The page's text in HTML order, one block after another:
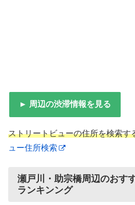
► 周辺の渋滞情報を見る
ストリートビューの住所を検索す
ュー住所検索
瀬戸川・助宗橋周辺のおす
ランキンング